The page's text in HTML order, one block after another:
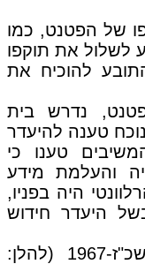
של הפטנט, כמו
לשלול את תוקפו
להוכיח את
נדרש בית
טענה להיעדר
טענו כי
והעלמת מידע
היה בפניו,
היעדר חידוש
סעיף 37 לחוק הפטנטים, התשכ"ז-1967 (להלן: